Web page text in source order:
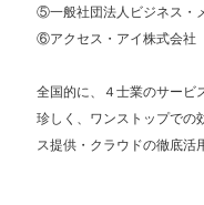
⑤一般社団法人ビジネス・
⑥アクセス・アイ株式会社
全国的に、４士業のサービ
珍しく、ワンストップでの
ス提供・クラウドの徹底活